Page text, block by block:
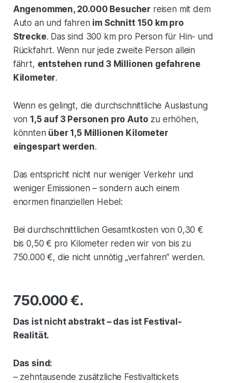
Angenommen, 20.000 Besucher reisen mit dem
Auto an und fahren im Schnitt 150 km pro
Strecke. Das sind 300 km pro Person für Hin- und
Rückfahrt. Wenn nur jede zweite Person allein
fährt, entstehen rund 3 Millionen gefahrene
Kilometer.
Wenn es gelingt, die durchschnittliche Auslastung
von 1,5 auf 3 Personen pro Auto zu erhöhen,
könnten über 1,5 Millionen Kilometer
eingespart werden.
Das entspricht nicht nur weniger Verkehr und
weniger Emissionen – sondern auch einem
enormen finanziellen Hebel:
Bei durchschnittlichen Gesamtkosten von 0,30 €
bis 0,50 € pro Kilometer reden wir von bis zu
750.000 €, die nicht unnötig „verfahren“ werden.
750.000 €.
Das ist nicht abstrakt – das ist Festival-
Realität.
Das sind:
– zehntausende zusätzliche Festivaltickets